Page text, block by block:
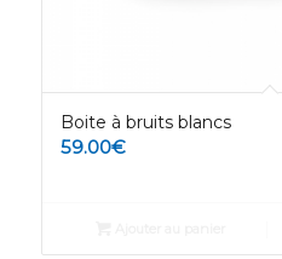
Boite à bruits blancs
59.00€